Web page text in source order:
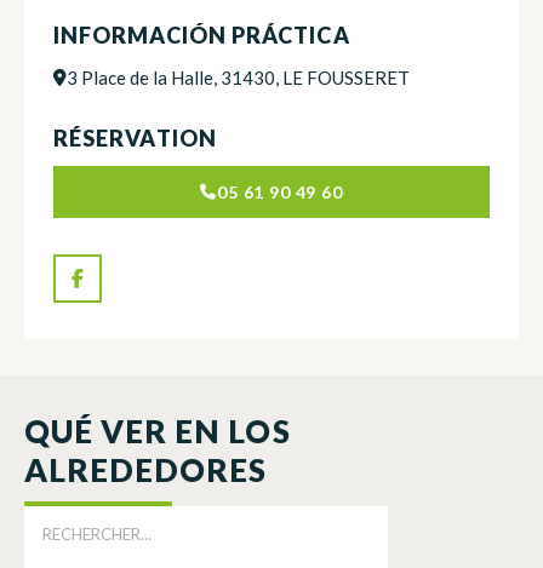
INFORMACIÓN PRÁCTICA
3 Place de la Halle, 31430, LE FOUSSERET
RÉSERVATION
05 61 90 49 60
QUÉ VER EN LOS
ALREDEDORES